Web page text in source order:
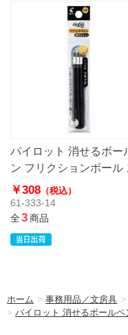
パイロット 消せるボー
ン フリクションボール
ム038 0.38mm
￥308 （税込）
61-333-14
全3商品
ホーム >事務用品／文房具 >
> パイロット 消せるボール